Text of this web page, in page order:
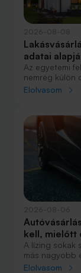
adatai
Az egyetemi
nemrég külön
hogy lakást
csak teheti,
lakásvásárlás.
múltbéli
aki 2016-ban
mellett
Elolvasom
kell, mielőtt
A lízing sokak
más nagyobb
anélkül, hogy
Elolvasom